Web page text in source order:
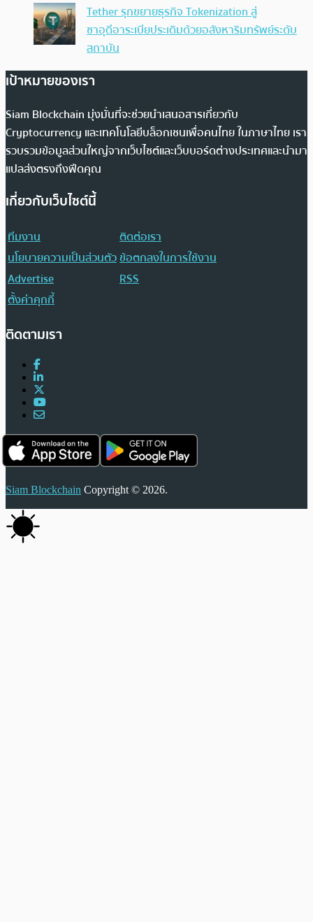
Tether รุกขยายธุรกิจ Tokenization สู่
ซาอุดีอาระเบียประเดิมด้วยอสังหาริมทรัพย์ระดับ
สถาบัน
เป้าหมายของเรา
Siam Blockchain มุ่งมั่นที่จะช่วยนำเสนอสารเกี่ยวกับ
Cryptocurrency และเทคโนโลยีบล็อกเชนเพื่อคนไทย ในภาษาไทย เรา
รวบรวมข้อมูลส่วนใหญ่จากเว็บไซต์และเว็บบอร์ดต่างประเทศและนำมา
แปลส่งตรงถึงฟีดคุณ
เกี่ยวกับเว็บไซต์นี้
ทีมงาน
ติดต่อเรา
นโยบายความเป็นส่วนตัวข้อตกลงในการใช้งาน
Advertise
RSS
ตั้งค่าคุกกี้
ติดตามเรา
Siam Blockchain Copyright © 2026.